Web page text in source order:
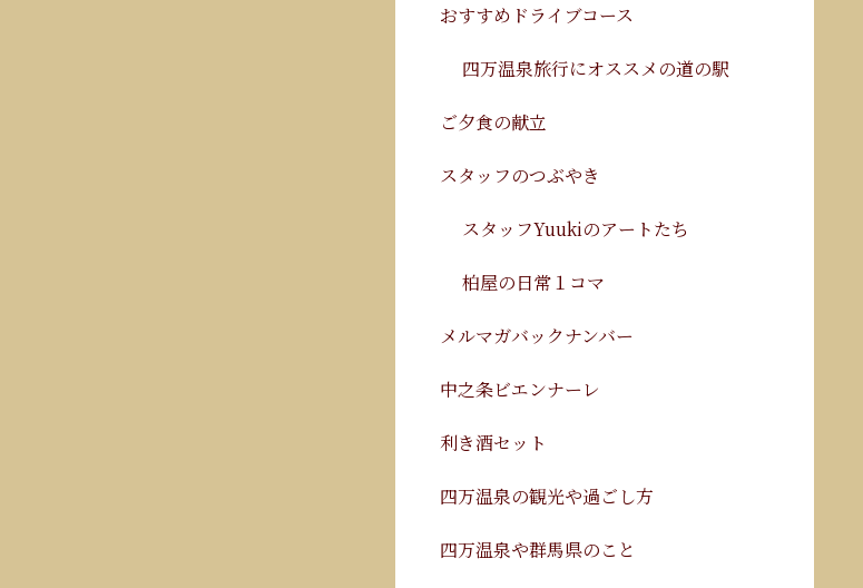
おすすめドライブコース
四万温泉旅行にオススメの道の駅
ご夕食の献立
スタッフのつぶやき
スタッフYuukiのアートたち
柏屋の日常１コマ
メルマガバックナンバー
中之条ビエンナーレ
利き酒セット
四万温泉の観光や過ごし方
四万温泉や群馬県のこと